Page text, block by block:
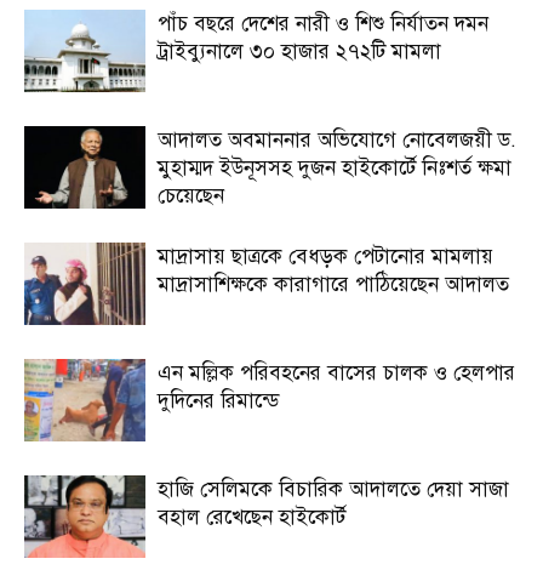
পাঁচ বছরে দেশের নারী ও শিশু নির্যাতন দমন
ট্রাইব্যুনালে ৩০ হাজার ২৭২টি মামলা
আদালত অবমাননার অভিযোগে নোবেলজয়ী ড.
মুহাম্মদ ইউনূসসহ দুজন হাইকোর্টে নিঃশর্ত ক্ষমা
চেয়েছেন
মাদ্রাসায় ছাত্রকে বেধড়ক পেটানোর মামলায়
মাদ্রাসাশিক্ষকে কারাগারে পাঠিয়েছেন আদালত
এন মল্লিক পরিবহনের বাসের চালক ও হেলপার
দুদিনের রিমান্ডে
হাজি সেলিমকে বিচারিক আদালতে দেয়া সাজা
বহাল রেখেছেন হাইকোর্ট